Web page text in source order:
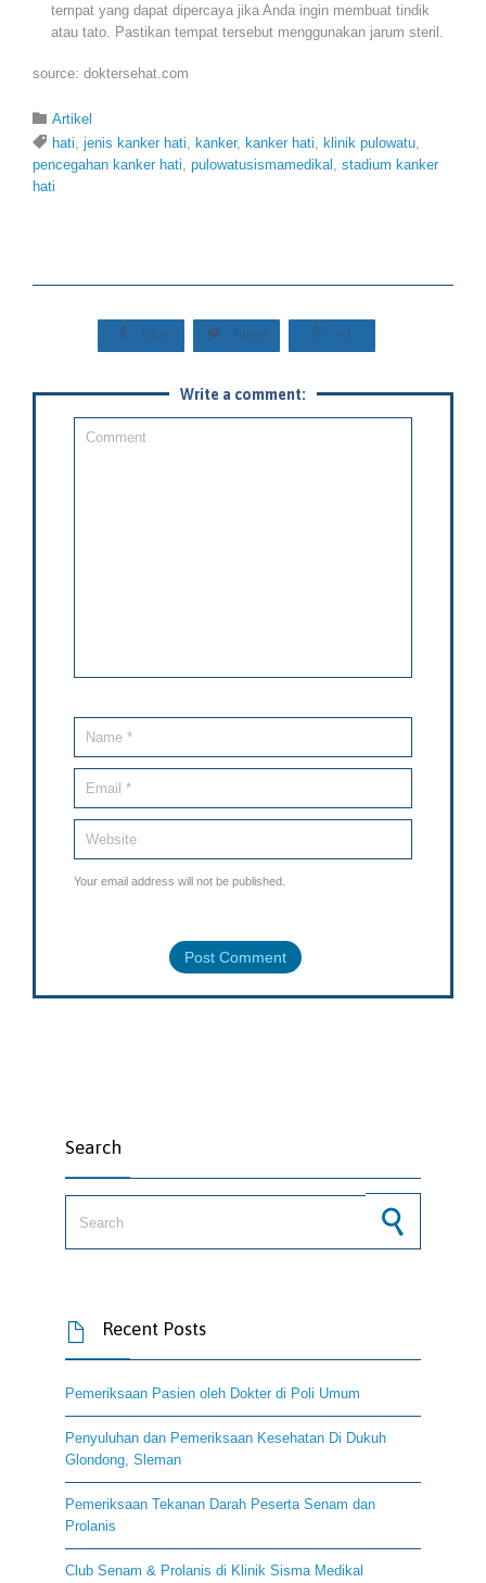
tempat yang dapat dipercaya jika Anda ingin membuat tindik
atau tato. Pastikan tempat tersebut menggunakan jarum steril.
source: doktersehat.com
 Category
Artikel
 Tags
hati jenis kanker hati kanker, kanker hati klinik pulowatu
pencegahan kanker hati pulowatusismamedikal stadium kanker
hati
 Like  Tweet  +1
Write a comment:
Your email address will not be published.
Search
 Recent Posts
Pemeriksaan Pasien oleh Dokter di Poli Umum
Penyuluhan dan Pemeriksaan Kesehatan Di Dukuh
Glondong, Sleman
Pemeriksaan Tekanan Darah Peserta Senam dan
Prolanis
Club Senam & Prolanis di Klinik Sisma Medikal